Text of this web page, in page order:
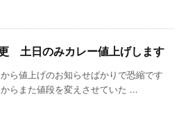
土日のみカレー値上げします
ら値上げのお知らせばかりで恐縮です
らまた値段を変えさせていた ...